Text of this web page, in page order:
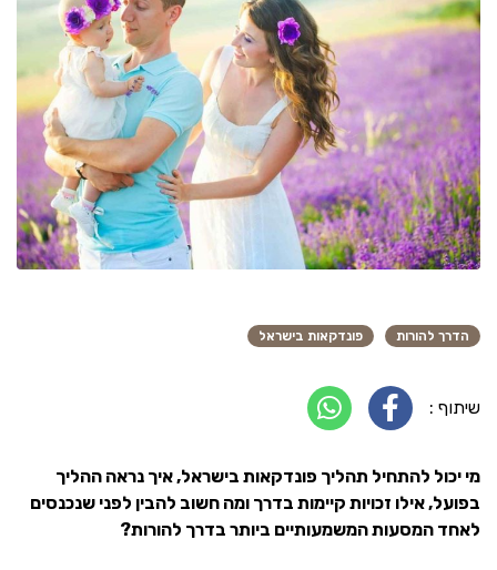
הדרך להורות פונדקאות בישראל
שיתוף :
מי יכול להתחיל תהליך פונדקאות בישראל, איך נראה ההליך
בפועל, אילו זכויות קיימות בדרך ומה חשוב להבין לפני שנכנסים
לאחד המסעות המשמעותיים ביותר בדרך להורות?